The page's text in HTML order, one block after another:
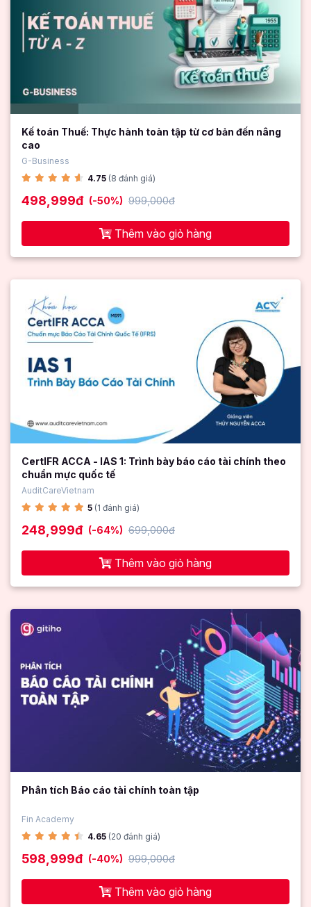
Kế toán Thuế: Thực hành toàn tập từ cơ bản đến nâng
cao
G-Business
4.75 (8 đánh giá)
498,999đ (-50%) 999,000đ
Thêm vào giỏ hàng
CertIFR ACCA - IAS 1: Trình bày báo cáo tài chính theo
chuẩn mực quốc tế
AuditCareVietnam
5 (1 đánh giá)
248,999đ (-64%) 699,000đ
Thêm vào giỏ hàng
Phân tích Báo cáo tài chính toàn tập
Fin Academy
4.65 (20 đánh giá)
598,999đ (-40%) 999,000đ
Thêm vào giỏ hàng